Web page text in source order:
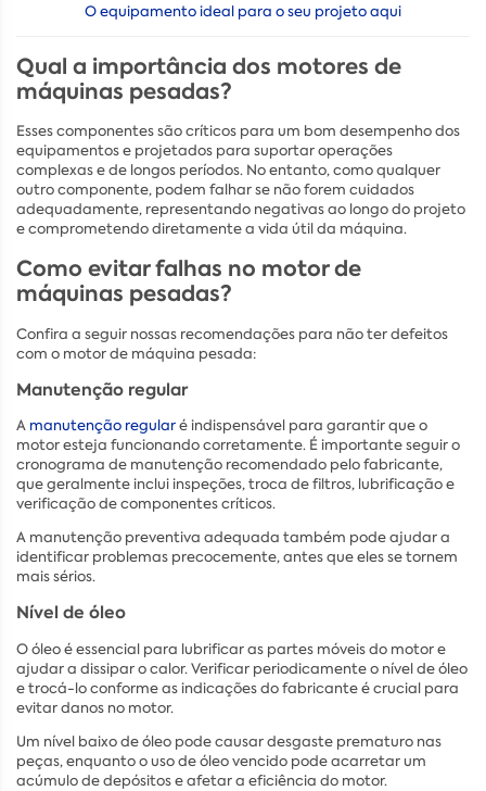
O equipamento ideal para o seu projeto aqui
Qual a importância dos motores de
máquinas pesadas?
Esses componentes são críticos para um bom desempenho dos
equipamentos e projetados para suportar operações
complexas e de longos períodos. No entanto, como qualquer
outro componente, podem falhar se não forem cuidados
adequadamente, representando negativas ao longo do projeto
e comprometendo diretamente a vida útil da máquina.
Como evitar falhas no motor de
máquinas pesadas?
Confira a seguir nossas recomendações para não ter defeitos
com o motor de máquina pesada:
Manutenção regular
A manutenção regularé indispensável para garantir que o
motor esteja funcionando corretamente. É importante seguir o
cronograma de manutenção recomendado pelo fabricante,
que geralmente inclui inspeções, troca de filtros, lubrificação e
verificação de componentes críticos.
A manutenção preventiva adequada também pode ajudar a
identificar problemas precocemente, antes que eles se tornem
mais sérios.
Nível de óleo
O óleo é essencial para lubrificar as partes móveis do motor e
ajudar a dissipar o calor. Verificar periodicamente o nível de óleo
e trocá-lo conforme as indicações do fabricante é crucial para
evitar danos no motor.
Um nível baixo de óleo pode causar desgaste prematuro nas
peças, enquanto o uso de óleo vencido pode acarretar um
acúmulo de depósitos e afetar a eficiência do motor.